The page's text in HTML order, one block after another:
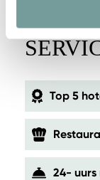
KEY
Top 5
24-